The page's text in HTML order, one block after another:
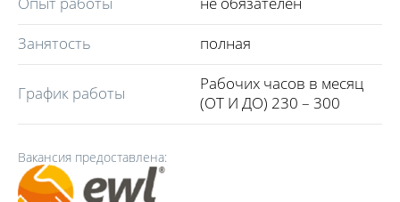
Занятость
полная
График работы
Рабочих часов в месяц
(ОТ И ДО) 230 – 300
Вакансия предоставлена: